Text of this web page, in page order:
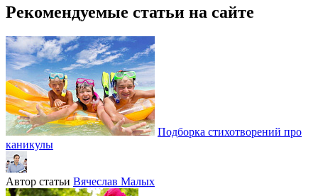
Рекомендуемые статьи на сайте
Подборка стихотворений про
каникулы
Автор статьи Вячеслав Малых